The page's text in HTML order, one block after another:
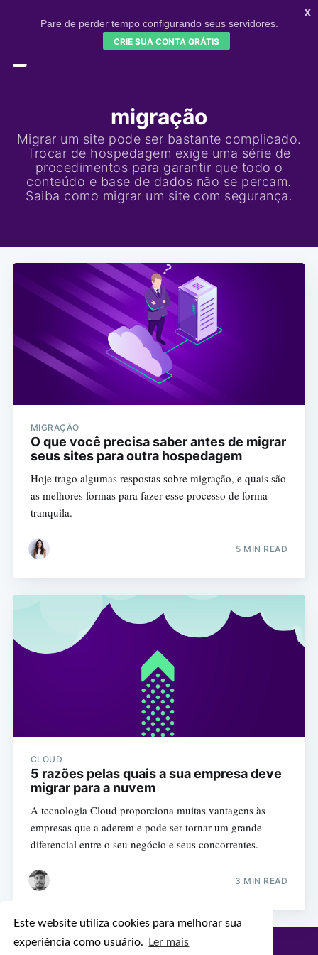
Este website utiliza cookies para melhorar sua
experiência como usuário.
Ler mais
Pare de perder tempo configurando seus servidores.
CRIE SUA CONTA GRÁTIS
X
migração
Migrar um site pode ser bastante complicado.
Trocar de hospedagem exige uma série de
procedimentos para garantir que todo o
conteúdo e base de dados não se percam.
Saiba como migrar um site com segurança.
MIGRAÇÃO
O que você precisa saber antes de migrar
seus sites para outra hospedagem
Hoje trago algumas respostas sobre migração, e quais são
as melhores formas para fazer esse processo de forma
tranquila.
5 MIN READ
CLOUD
5 razões pelas quais a sua empresa deve
migrar para a nuvem
A tecnologia Cloud proporciona muitas vantagens às
empresas que a aderem e pode ser tornar um grande
diferencial entre o seu negócio e seus concorrentes.
3 MIN READ
Configr Blog© 2026